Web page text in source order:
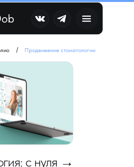
/ Продвижение стоматологии
с нуля →